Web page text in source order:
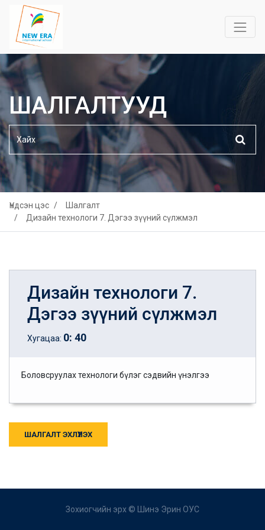
ШАЛГАЛТУУД
Үндсэн цэс
Шалгалт
Дизайн технологи 7. Дэгээ зүүний сүлжмэл
Дизайн технологи 7.
Дэгээ зүүний сүлжмэл
Хугацаа: 0: 40
Боловсруулах технологи бүлэг сэдвийн үнэлгээ
ШАЛГАЛТ ЭХЛҮҮЛЭХ
Зохиогчийн эрх © Шинэ Эрин ОУС